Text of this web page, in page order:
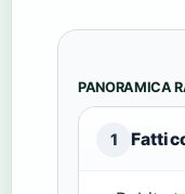
PANORAMICA
1 Fatti